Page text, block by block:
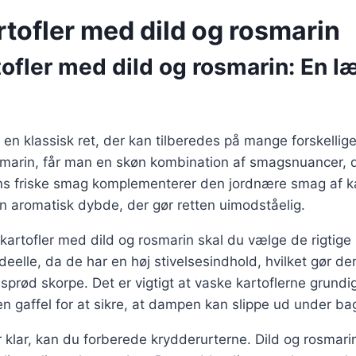
med dild og rosmarin
med dild og rosmarin: En
klassisk ret, der kan tilberedes på mange
får man en skøn kombination af smagsnuancer,
friske smag komplementerer den jordnære smag af
aromatisk dybde, der gør retten uimodståelig.
med dild og rosmarin skal du vælge de rigtige
da de har en høj stivelsesindhold, hvilket gør
skorpe. Det er vigtigt at vaske kartoflerne
gaffel for at sikre, at dampen kan slippe ud under
kan du forberede krydderurterne. Dild og